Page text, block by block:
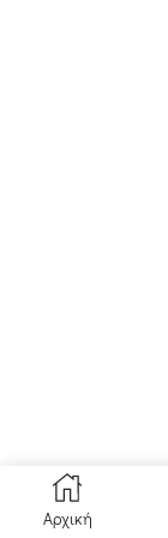
Αρχική